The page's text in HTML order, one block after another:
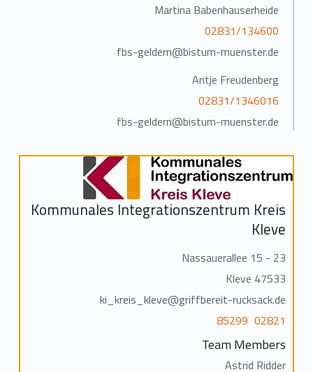
Martina Babenhauserheide
02831/134600
fbs-geldern@bistum-muenster.de
Antje Freudenberg
02831/1346016
fbs-geldern@bistum-muenster.de
Kommunales Integrationszentrum Kreis
Kleve
Nassauerallee 15 - 23
47533 Kleve
ki_kreis_kleve@griffbereit-rucksack.de
02821 85299
Team Members
Astrid Ridder